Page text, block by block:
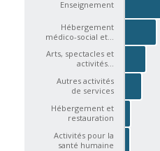
Enseignement
Hébergement
médico-social et…
Arts, spectacles et
activités…
Autres activités
de services
Hébergement et
restauration
Activités pour la
santé humaine